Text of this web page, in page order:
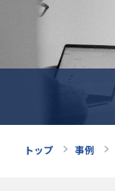
トップ 事例